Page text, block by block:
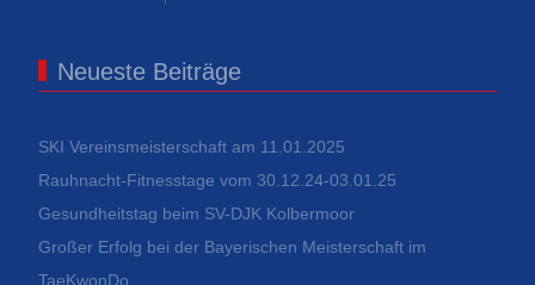
Neueste Beiträge
SKI Vereinsmeisterschaft am 11.01.2025
Rauhnacht-Fitnesstage vom 30.12.24-03.01.25
Gesundheitstag beim SV-DJK Kolbermoor
Großer Erfolg bei der Bayerischen Meisterschaft im
TaeKwonDo